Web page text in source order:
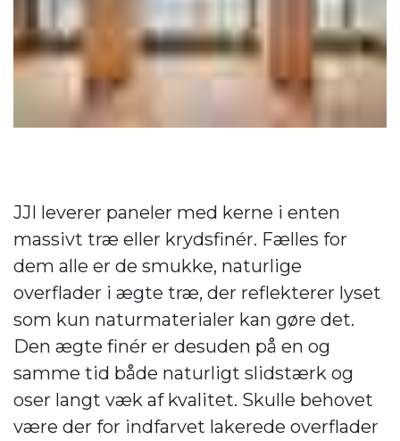
JJI leverer paneler med kerne i enten
massivt træ eller krydsfinér. Fælles for
dem alle er de smukke, naturlige
overflader i ægte træ, der reflekterer lyset
som kun naturmaterialer kan gøre det.
Den ægte finér er desuden på en og
samme tid både naturligt slidstærk og
oser langt væk af kvalitet. Skulle behovet
være der for indfarvet lakerede overflader